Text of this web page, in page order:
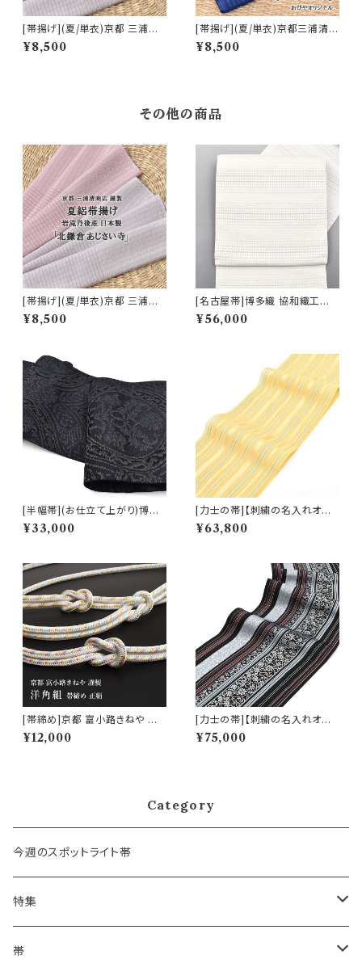
[帯揚げ](夏/単衣)京都 三浦清
商店 謹製『北鎌倉 あじさい寺』
岩滝丹後ちりめん(商品番号:20
¥8,500
[帯揚げ](夏/単衣)京都三浦清商
店 謹製『京バレンシア』正絹 日
本製(商品番号:17573)
¥8,500
その他の商品
[帯揚げ](夏/単衣)京都 三浦清
商店 謹製『北鎌倉 あじさい寺』
岩滝丹後ちりめん(商品番号:20
¥8,500
[名古屋帯]博多織 協和織工場
謹製 駒格子段色紋様 八寸帯 正
絹 日本製(商品番号:22098)
¥56,000
[半幅帯](お仕立て上がり)博多
織 名門 黒木織物 謹製 ダマスク
文様 正絹 麻 日本製(商品番号:
¥33,000
[力士の帯]【刺繍の名入れオプ
ション有】博多帯(夏用) 黒木織
物 謹製 紗献上『薄檸檬』五献上
¥63,800
[帯締め]京都 富小路きねや 謹
製 洋角組 正絹 日本製 (商品番
号:14755)
¥12,000
[力士の帯]【刺繍の名入れオプ
ション有】博多織 黒木織物 謹製
小唐花 金印 正絹 日本製 力士
¥75,000
Category
今週のスポットライト帯
特集
浴衣にも！夏の帯揚げ
帯